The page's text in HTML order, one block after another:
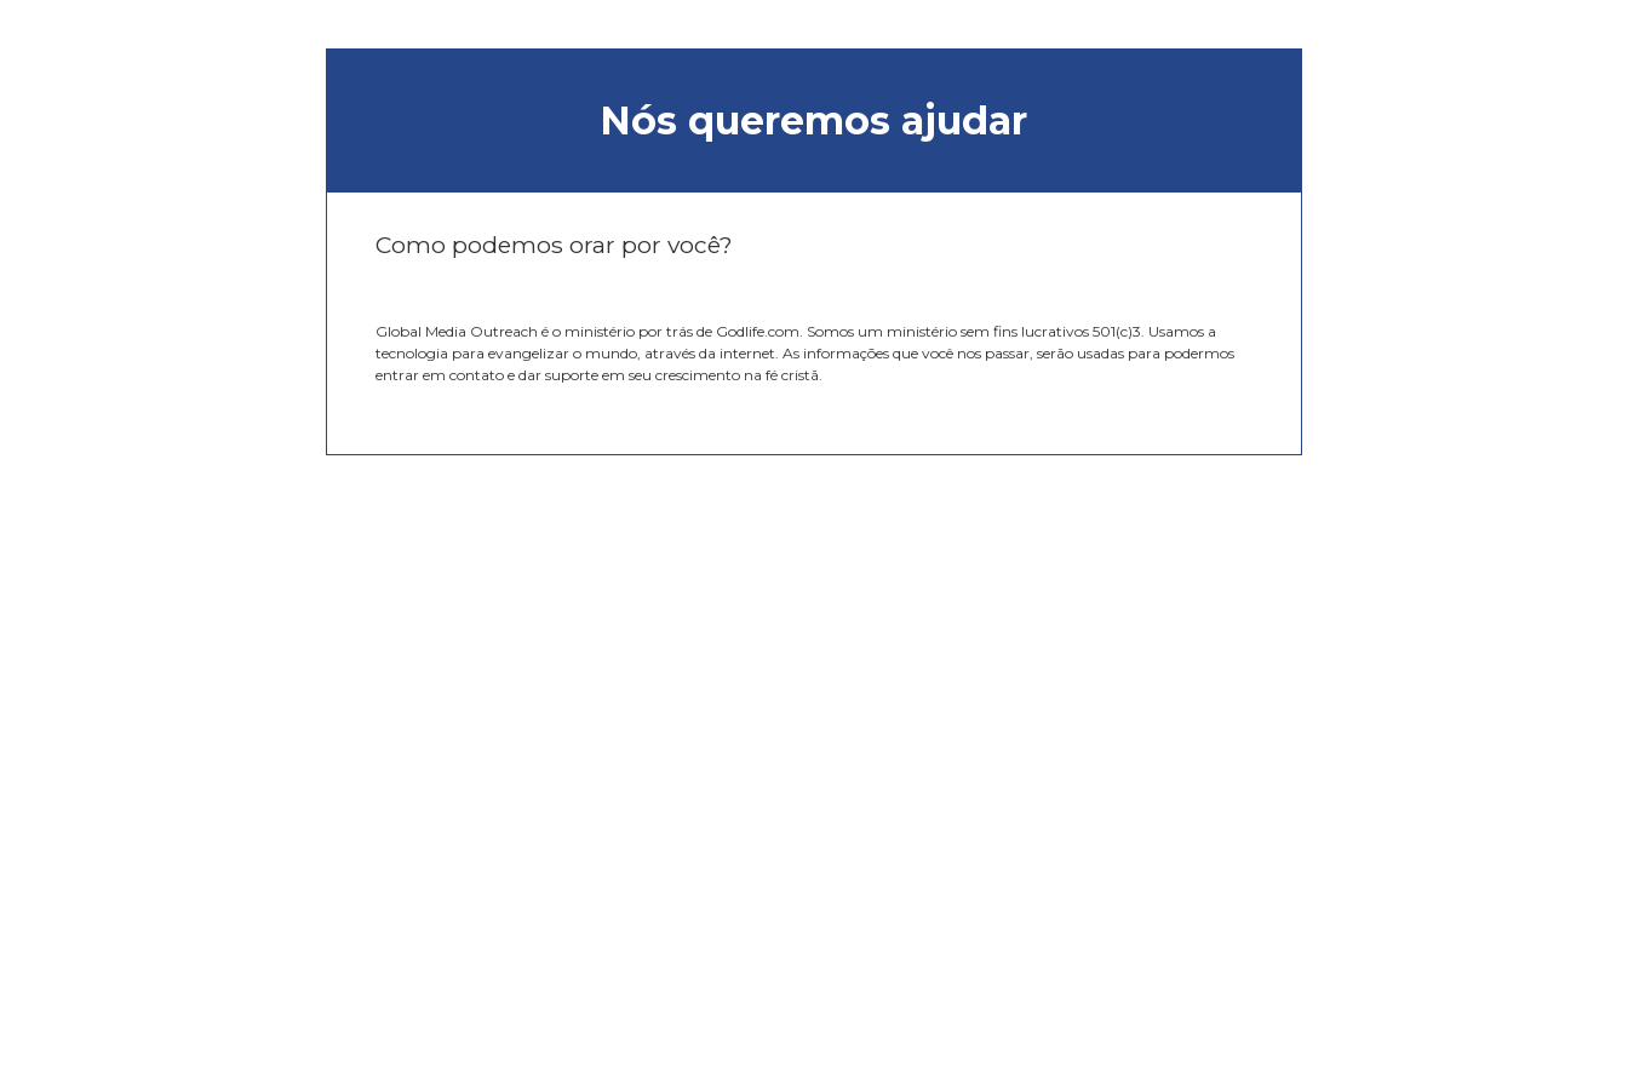
Nós queremos ajudar
Como podemos orar por você?
Global Media Outreach é o ministério por trás de Godlife.com. Somos um ministério sem fins lucrativos 501(c)3. Usamos a
tecnologia para evangelizar o mundo, através da internet. As informações que você nos passar, serão usadas para podermos
entrar em contato e dar suporte em seu crescimento na fé cristã.